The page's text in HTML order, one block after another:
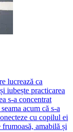
lucrează ca
iubește practicarea
s-a concentrat
acum că s-a
cu copilul ei
amabilă și